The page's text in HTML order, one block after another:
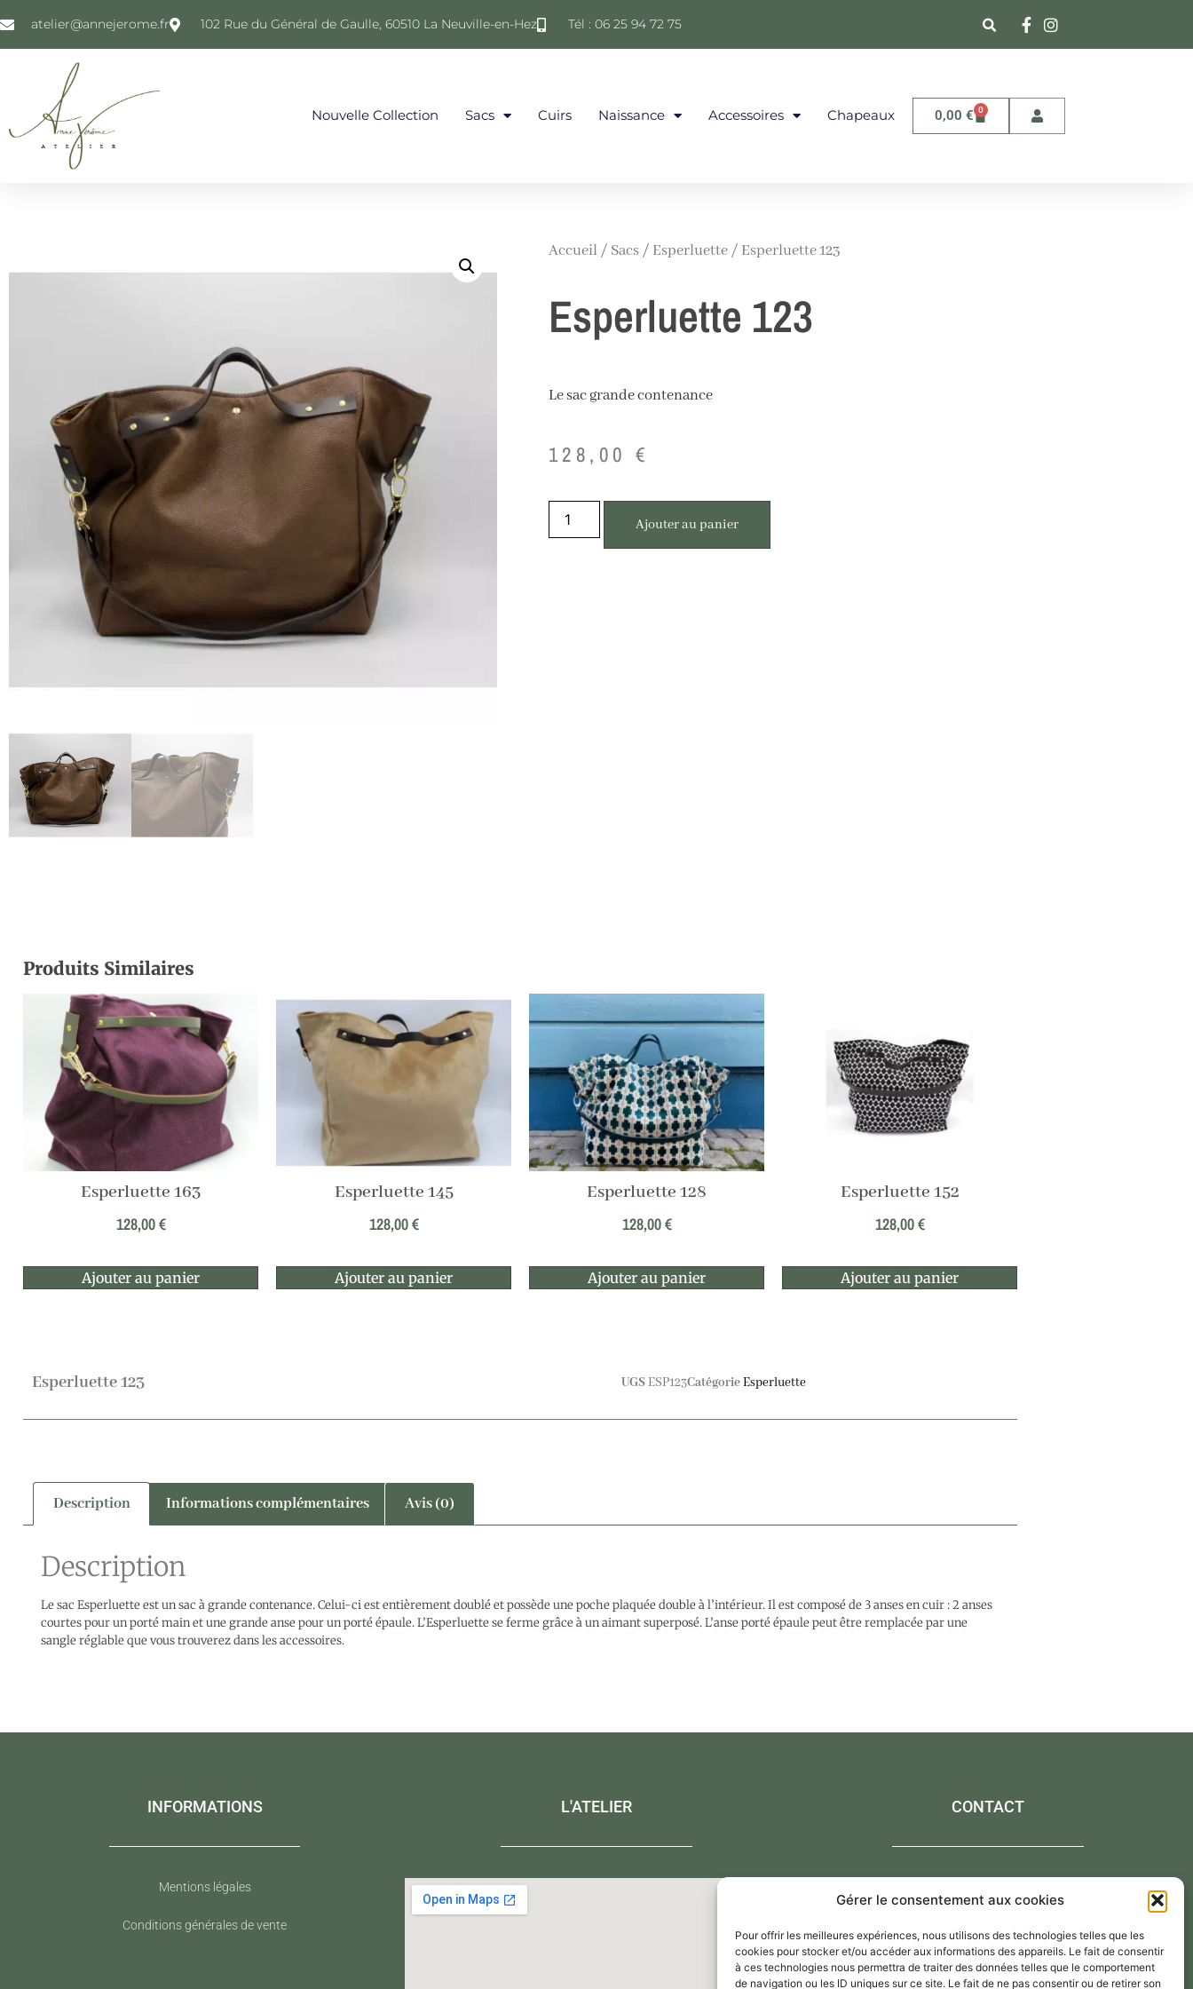
Gérer le consentement aux cookies
Pour offrir les meilleures expériences, nous utilisons des technologies telles que les
cookies pour stocker et/ou accéder aux informations des appareils. Le fait de consentir
à ces technologies nous permettra de traiter des données telles que le comportement
de navigation ou les ID uniques sur ce site. Le fait de ne pas consentir ou de retirer son
atelier@annejerome.fr 102 Rue du Général de Gaulle, 60510 La Neuville-en-Hez Tél : 06 25 94 72 75
Nouvelle Collection Sacs Cuirs Naissance Accessoires Chapeaux 0,00 € 0
Accueil / Sacs / Esperluette / Esperluette 123
Esperluette 123
Le sac grande contenance
128,00 €
Ajouter au panier
Produits Similaires
Esperluette 163
128,00€
Ajouter au panier
Esperluette 145
128,00€
Ajouter au panier
Esperluette 128
128,00€
Ajouter au panier
Esperluette 152
128,00€
Ajouter au panier
Esperluette 123 UGSESP123CatégorieEsperluette
Description Informations complémentaires Avis (0)
Description
Le sac Esperluette est un sac à grande contenance. Celui-ci est entièrement doublé et possède une poche plaquée double à l’intérieur. Il est composé de 3 anses en cuir : 2 anses
courtes pour un porté main et une grande anse pour un porté épaule. L’Esperluette se ferme grâce à un aimant superposé. L’anse porté épaule peut être remplacée par une
sangle réglable que vous trouverez dans les accessoires.
INFORMATIONS
Mentions légales
Conditions générales de vente
L'ATELIER CONTACT